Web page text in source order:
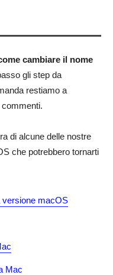
cambiare il nome
gli step da
restiamo a
di alcune delle nostre
che potrebbero tornarti
versione macOS
Mac